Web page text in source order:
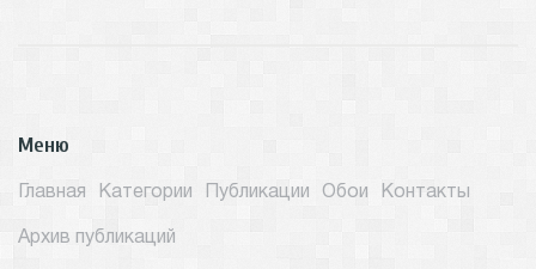
Меню
Главная Категории Публикации Обои Контакты
Архив публикаций